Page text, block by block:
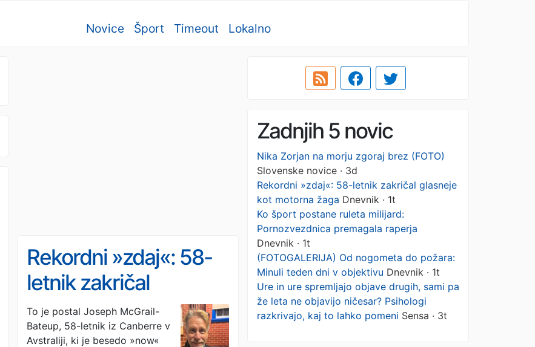
Novice Šport Timeout Lokalno
Zadnjih 5 novic
Nika Zorjan na morju zgoraj brez (FOTO)
Slovenske novice · 3d
Rekordni »zdaj«: 58-letnik zakričal glasneje
kot motorna žaga Dnevnik · 1t
Ko šport postane ruleta milijard:
Pornozvezdnica premagala raperja
Dnevnik · 1t
(FOTOGALERIJA) Od nogometa do požara:
Minuli teden dni v objektivu Dnevnik · 1t
Ure in ure spremljajo objave drugih, sami pa
že leta ne objavijo ničesar? Psihologi
razkrivajo, kaj to lahko pomeni Sensa · 3t
Rekordni »zdaj«: 58-
letnik zakričal
glasneje kot motorna
žaga
To je postal Joseph McGrail-
Bateup, 58-letnik iz Canberre v
Avstraliji, ki je besedo »now«